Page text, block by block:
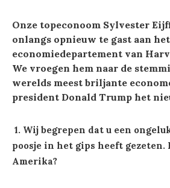
Onze topeconoom Sylvester
onlangs opnieuw te gast aan het
economiedepartement van
We vroegen hem naar de
werelds meest briljante
president Donald Trump het
1. Wij begrepen dat u een
poosje in het gips heeft gezeten.
Amerika?